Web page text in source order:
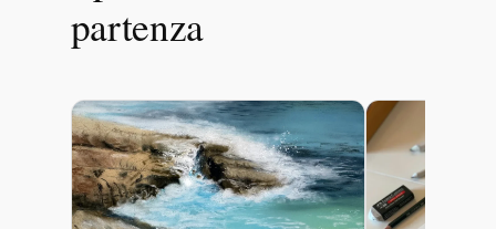
partenza